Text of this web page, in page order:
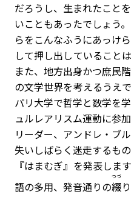
だろうし、生まれたこと
いこともあったでしょう
らをこんなふうにあっけ
して押し出していること
また、地方出身かつ庶民
の文学世界を考えるうえ
パリ大学で哲学と数学を
ュルレアリスム運動に参
リーダー、アンドレ・ブ
失いしばらく迷走するも
『はまむぎ』を発表しま
語の多用、発音通りの綴
つづ